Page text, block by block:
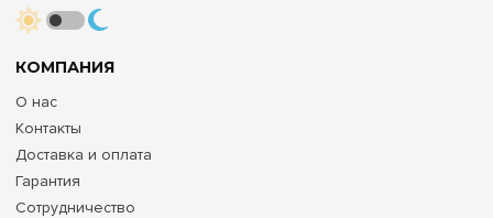
КОМПАНИЯ
О нас
Контакты
Доставка и оплата
Гарантия
Сотрудничество